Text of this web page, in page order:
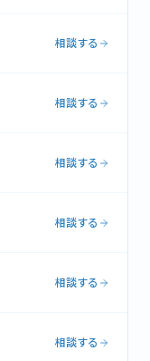
相談する
相談する
相談する
相談する
相談する
相談する